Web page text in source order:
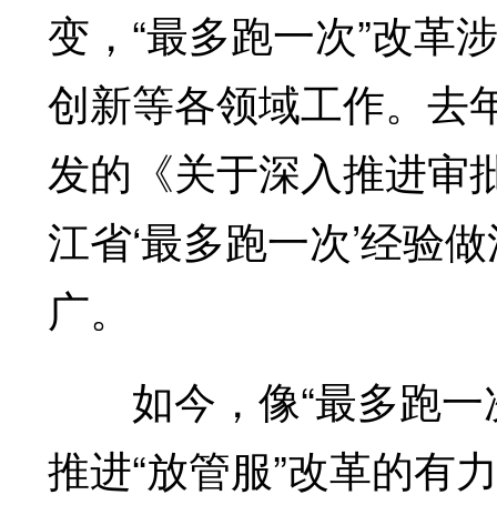
变，“最多跑一次”改革
创新等各领域工作。去
发的《关于深入推进审
江省‘最多跑一次’经验
广。
如今，像“最多跑一
推进“放管服”改革的有